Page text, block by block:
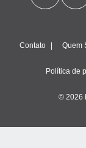
Contato Quem
Política de
© 2026